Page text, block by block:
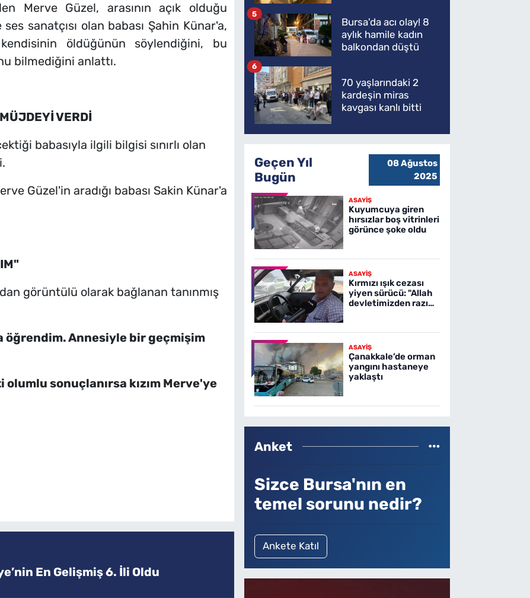
Merve Güzel, arasının açık olduğu
sanatçısı olan babası Şahin Künar'a,
öldüğünün söylendiğini, bu
bilmediğini anlattı.
VERDİ
babasıyla ilgili bilgisi sınırlı olan
Güzel'in aradığı babası Sakin Künar'a
görüntülü olarak bağlanan tanınmış
öğrendim. Annesiyle bir geçmişim
sonuçlanırsa kızım Merve'ye
En Gelişmiş 6. İli Oldu
Bursa'da acı olay! 8
aylık hamile kadın
balkondan düştü
5
70 yaşlarındaki 2
kardeşin miras
kavgası kanlı bitti
6
Geçen Yıl
Bugün
08 Ağustos
2025
ASAYİŞ
Kuyumcuya giren
hırsızlar boş vitrinleri
görünce şoke oldu
ASAYİŞ
Kırmızı ışık cezası
yiyen sürücü: "Allah
devletimizden razı
ASAYİŞ
Çanakkale’de orman
yangını hastaneye
yaklaştı
Anket
Sizce Bursa'nın en
temel sorunu nedir?
Ankete Katıl